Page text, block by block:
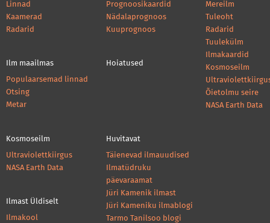
Linnad
Kaamerad
Radarid
Ilm maailmas
Populaarsemad linnad
Otsing
Metar
Prognoosikaardid
Nädalaprognoos
Kuuprognoos
Hoiatused
Mereilm
Tuleoht
Radarid
Tuulekülm
Ilmakaardid
Kosmoseilm
Õietolmu seire
NASA Earth Data
Kosmoseilm
Ultraviolettkiirgus
NASA Earth Data
Ilmast Üldiselt
Ilmakool
Huvitavat
Täienevad ilmauudised
Ilmatüdruku
päevaraamat
Jüri Kamenik ilmast
Jüri Kameniku ilmablogi
Tarmo Tanilsoo blogi